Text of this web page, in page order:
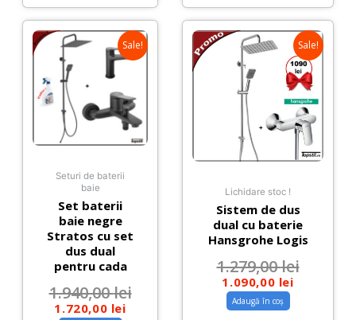
Sale!
Seturi de baterii
baie
Set baterii
baie negre
Stratos cu set
dus dual
pentru cada
1.940,00lei
1.720,00 lei
Sale!
Lichidare stoc !
Sistem de dus
dual cu baterie
Hansgrohe Logis
1.279,00lei
1.090,00 lei
Adaugă în coș